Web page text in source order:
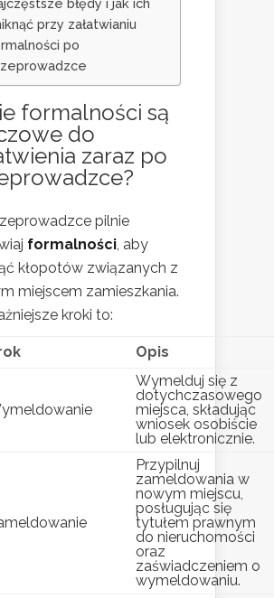
błędy i jak ich
przy załatwianiu
po
formalności są
do
zaraz po
pilnie
formalności, aby
kłopotów związanych z
miejscem zamieszkania.
kroki to:
Opis
Wymelduj się z
dotychczasowego
miejsca, składując
wniosek osobiście
lub elektronicznie.
Przypilnuj
zameldowania w
nowym miejscu,
posługując się
tytułem prawnym
do nieruchomości
oraz
zaświadczeniem o
wymeldowaniu.